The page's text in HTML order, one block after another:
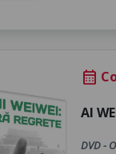
calendar_month
AI
DVD -